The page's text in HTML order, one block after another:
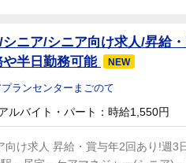
ニア/シニア向け求人/昇給
半日勤務可能
NEW
ランセンターまごのて
ルバイト・パート：時給1,550円
向け求人 昇給・賞与年2回あり!週